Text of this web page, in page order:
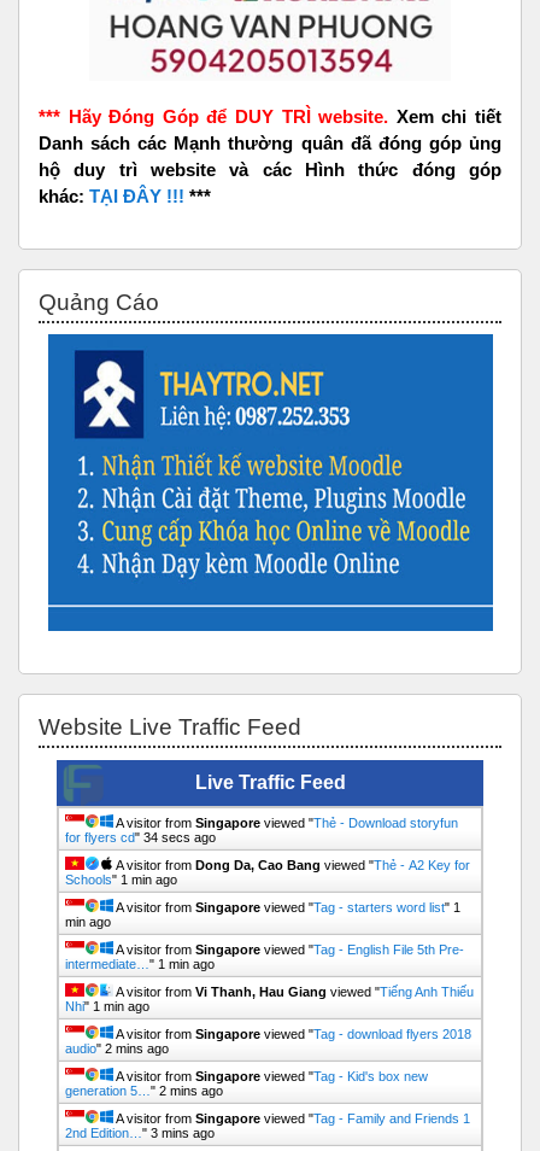
*** Hãy Đóng Góp để DUY TRÌ website. Xem chi tiết
Danh sách các Mạnh thường quân đã đóng góp ủng
hộ duy trì website và các Hình thức đóng góp
khác: TẠI ĐÂY !!! ***
Quảng Cáo
Website Live Traffic Feed
Live Traffic Feed
A visitor from Singapore viewed "Thẻ - Download storyfun
for flyers cd" 35 secs ago
A visitor from Dong Da, Cao Bang viewed "Thẻ - А2 Key for
Schools" 1 min ago
A visitor from Singapore viewed "Tag - starters word list" 1
min ago
A visitor from Singapore viewed "Tag - English File 5th Pre-
intermediate… " 1 min ago
A visitor from Vi Thanh, Hau Giang viewed "Tiếng Anh Thiếu
Nhi" 1 min ago
A visitor from Singapore viewed "Tag - download flyers 2018
audio" 2 mins ago
A visitor from Singapore viewed "Tag - Kid's box new
generation 5… " 2 mins ago
A visitor from Singapore viewed "Tag - Family and Friends 1
2nd Edition… " 3 mins ago